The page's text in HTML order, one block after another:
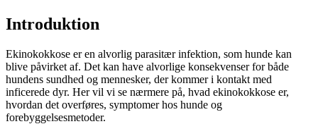
Introduktion
Ekinokokkose er en alvorlig parasitær infektion, som hunde kan
blive påvirket af. Det kan have alvorlige konsekvenser for både
hundens sundhed og mennesker, der kommer i kontakt med
inficerede dyr. Her vil vi se nærmere på, hvad ekinokokkose er,
hvordan det overføres, symptomer hos hunde og
forebyggelsesmetoder.